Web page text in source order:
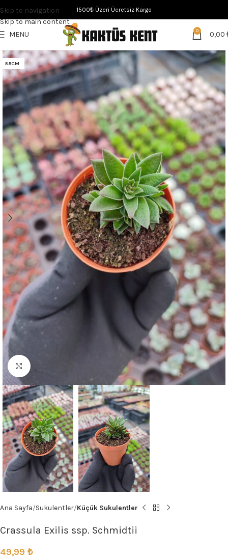
Skip to navigation
Skip to main content
1500₺ Üzeri Ücretsiz Kargo
MENU 0 0,00
5.5CM
Click to enlarge
Ana Sayfa Sukulentler Küçük Sukulentler
Crassula Exilis ssp. Schmidtii
49,99 ₺